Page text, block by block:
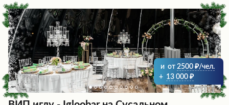
и от 2500
/чел.
+ 13 000